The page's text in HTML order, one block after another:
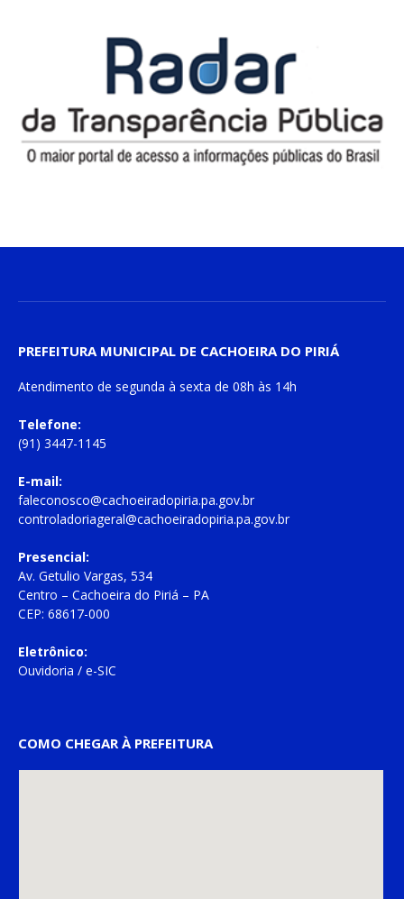
PREFEITURA MUNICIPAL DE CACHOEIRA DO PIRIÁ
Atendimento de segunda à sexta de 08h às 14h
Telefone:
(91) 3447-1145
E-mail:
faleconosco@cachoeiradopiria.pa.gov.br
controladoriageral@cachoeiradopiria.pa.gov.br
Presencial:
Av. Getulio Vargas, 534
Centro – Cachoeira do Piriá – PA
CEP: 68617-000
Eletrônico:
Ouvidoria / e-SIC
COMO CHEGAR À PREFEITURA